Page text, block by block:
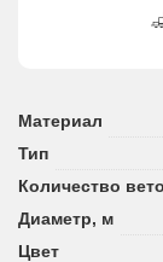
Материал
Тип
Количество
Диаметр, м
Цвет